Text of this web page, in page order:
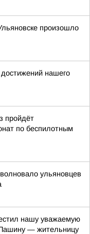
произошло
нашего
пройдёт
по беспилотным
ульяновцев
нашу уважаемую
— жительницу